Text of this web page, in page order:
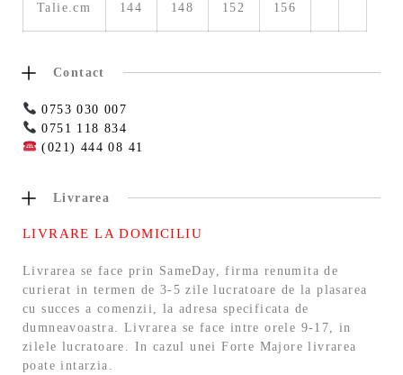
Talie.cm 144 148 152 156
Contact
0753 030 007
0751 118 834
(021) 444 08 41
Livrarea
LIVRARE LA DOMICILIU
Livrarea se face prin SameDay, firma renumita de
curierat in termen de 3-5 zile lucratoare de la plasarea
cu succes a comenzii, la adresa specificata de
dumneavoastra. Livrarea se face intre orele 9-17, in
zilele lucratoare. In cazul unei Forte Majore livrarea
poate intarzia.